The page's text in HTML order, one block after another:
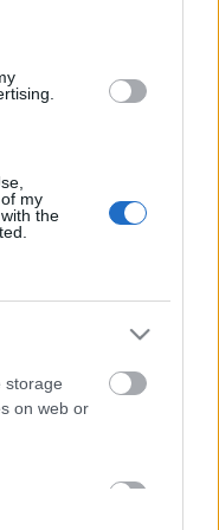
my
the
storage
on web or
sent to
il modello non vorrei
inserita la spia rossa
si accende?
delle due esterne
vedere il bruciatore,
se si accende senti la
della 220 cioè attacchi e